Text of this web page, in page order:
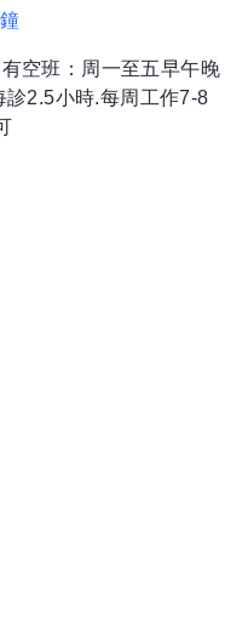
空班：周一至五早午晚
診2.5小時.每周工作7-8